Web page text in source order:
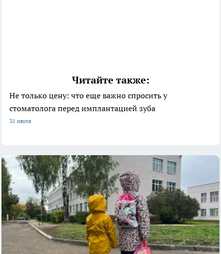
Читайте также:
Не только цену: что еще важно спросить у
стоматолога перед имплантацией зуба
31 июля